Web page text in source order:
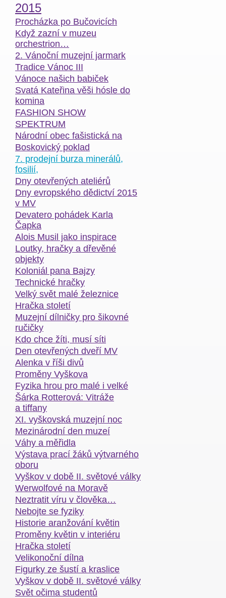
2015
Procházka po Bučovicích
Když zazní v muzeu
orchestrion…
2. Vánoční muzejní jarmark
Tradice Vánoc III
Vánoce našich babiček
Svatá Kateřina věši hósle do
komina
FASHION SHOW
SPEKTRUM
Národní obec fašistická na
Boskovický poklad
7. prodejní burza minerálů,
fosilií,
Dny otevřených ateliérů
Dny evropského dědictví 2015
v MV
Devatero pohádek Karla
Čapka
Alois Musil jako inspirace
Loutky, hračky a dřevěné
objekty
Koloniál pana Bajzy
Technické hračky
Velký svět malé železnice
Hračka století
Muzejní dílničky pro šikovné
ručičky
Kdo chce žíti, musí síti
Den otevřených dveří MV
Alenka v říši divů
Proměny Vyškova
Fyzika hrou pro malé i velké
Šárka Rotterová: Vitráže
a tiffany
XI. vyškovská muzejní noc
Mezinárodní den muzeí
Váhy a měřidla
Výstava prací žáků výtvarného
oboru
Vyškov v době II. světové války
Werwolfové na Moravě
Neztratit víru v člověka…
Nebojte se fyziky
Historie aranžování květin
Proměny květin v interiéru
Hračka století
Velikonoční dílna
Figurky ze šustí a kraslice
Vyškov v době II. světové války
Svět očima studentů